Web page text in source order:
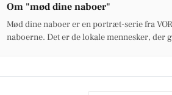
Om "mød dine naboer"
Mød dine naboer er en portræt-serie fra
naboerne. Det er de lokale mennesker, der